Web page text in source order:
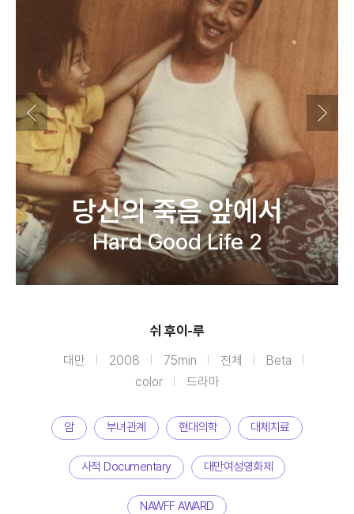
당신의 죽음 앞에서
Hard Good Life 2
쉬 후이-루
대만 2008 75min 전체
Beta
color
드라마
암 부녀관계 현대의학 대체치료
사적 Documentary 대만여성영화제
NAWFF AWARD